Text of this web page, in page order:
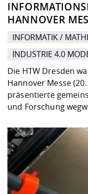
Digitales Lernen und
Fremdsprachen
Jobs, Praktika,
Angebote der
Arbeit
Internationale Tage
Förderverein
HANNOVER
INFORMATIK /
INDUSTRIE 4.0
Die HTW Dresden
Hannover Messe
präsentierte
und Forschung